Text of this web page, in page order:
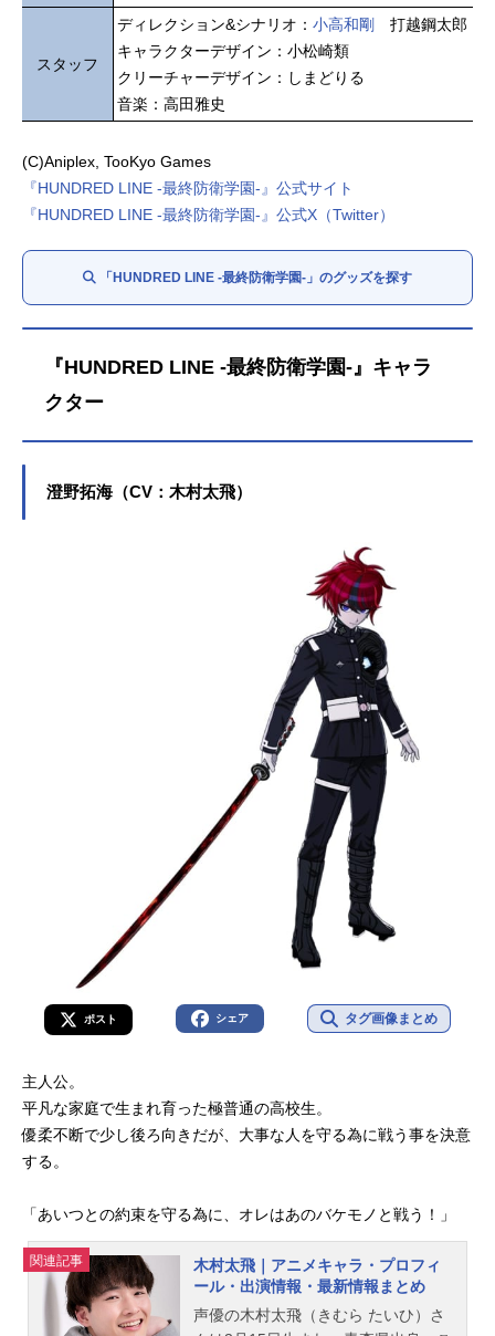
スタッフ
ディレクション&シナリオ： 小高和剛
打越鋼太郎
キャラクターデザイン：小松崎類
クリーチャーデザイン：しまどりる
音楽：高田雅史
(C)Aniplex, TooKyo Games
『HUNDRED LINE -最終防衛学園-』公式サイト
『HUNDRED LINE -最終防衛学園-』公式X（Twitter）
「HUNDRED LINE -最終防衛学園-」のグッズを探す
『HUNDRED LINE -最終防衛学園-』キャラ
クター
澄野拓海（CV：木村太飛）
ポスト シェア タグ画像まとめ
主人公。
平凡な家庭で生まれ育った極普通の高校生。
優柔不断で少し後ろ向きだが、大事な人を守る為に戦う事を決意
する。
「あいつとの約束を守る為に、オレはあのバケモノと戦う！」
関連記事
木村太飛｜アニメキャラ・プロフィ
ール・出演情報・最新情報まとめ
声優の木村太飛（きむら たいひ）さ